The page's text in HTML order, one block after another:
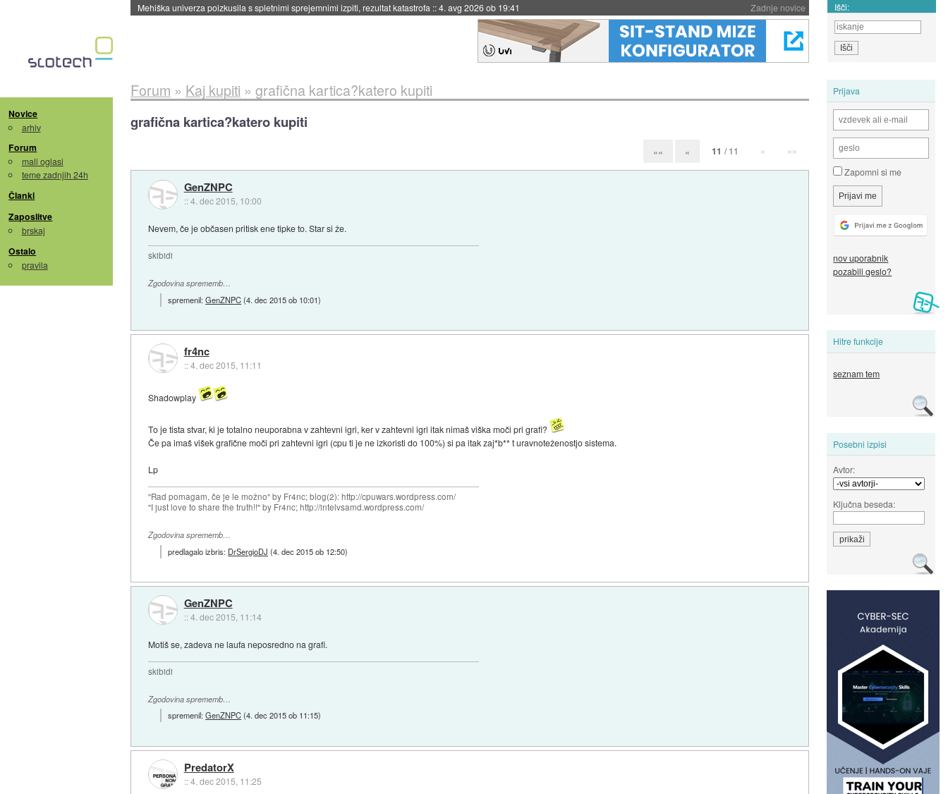
Zadnje novice
Mehiška univerza poizkusila s spletnimi sprejemnimi izpiti, rezultat katastrofa ::4. avg 2026 ob 19:41 Išči:
Novice
arhiv
Forum
mali oglasi
teme zadnjih 24h
Članki
Zaposlitve
brskaj
Ostalo
pravila
Prijava
Zapomni si me
nov uporabnik
pozabili geslo?
Hitre funkcije
seznam tem
Posebni izpisi
Avtor:
Ključna beseda:
Forum » Kaj kupiti » grafična kartica?katero kupiti
grafična kartica?katero kupiti
«« « 11 / 11 » »»
GenZNPC
::4. dec 2015, 10:00
Nevem, če je občasen pritisk ene tipke to. Star si že.
skibidi
Zgodovina sprememb…
spremenil:GenZNPC(4. dec 2015 ob 10:01)
fr4nc
::4. dec 2015, 11:11
Shadowplay
To je tista stvar, ki je totalno neuporabna v zahtevni igri, ker v zahtevni igri itak nimaš viška moči pri grafi?
Če pa imaš višek grafične moči pri zahtevni igri (cpu ti je ne izkoristi do 100%) si pa itak zaj*b** t uravnoteženostjo sistema.
Lp
"Rad pomagam, če je le možno" by Fr4nc; blog(2): http://cpuwars.wordpress.com/
"I just love to share the truth!!" by Fr4nc; http://intelvsamd.wordpress.com/
Zgodovina sprememb…
predlagalo izbris: DrSergioDJ (4. dec 2015 ob 12:50)
GenZNPC
::4. dec 2015, 11:14
Motiš se, zadeva ne laufa neposredno na grafi.
skibidi
Zgodovina sprememb…
spremenil:GenZNPC(4. dec 2015 ob 11:15)
PredatorX
::4. dec 2015, 11:25